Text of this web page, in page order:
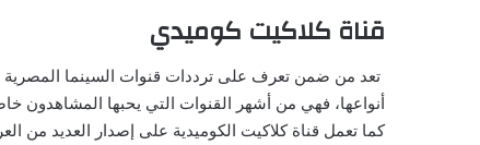
قناة كلاكيت كوميدي
تعد من ضمن تعرف على ترددات قنوات السينما المصرية
أنواعها، فهي من أشهر القنوات التي يحبها المشاهدون
كما تعمل قناة كلاكيت الكوميدية على إصدار العديد من